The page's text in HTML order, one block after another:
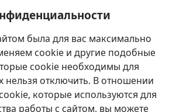
была для вас максимально
cookie и другие подобные
cookie необходимы для
нельзя отключить. В отношении
которые используются для
работы с сайтом, вы можете
Сторожевой башни